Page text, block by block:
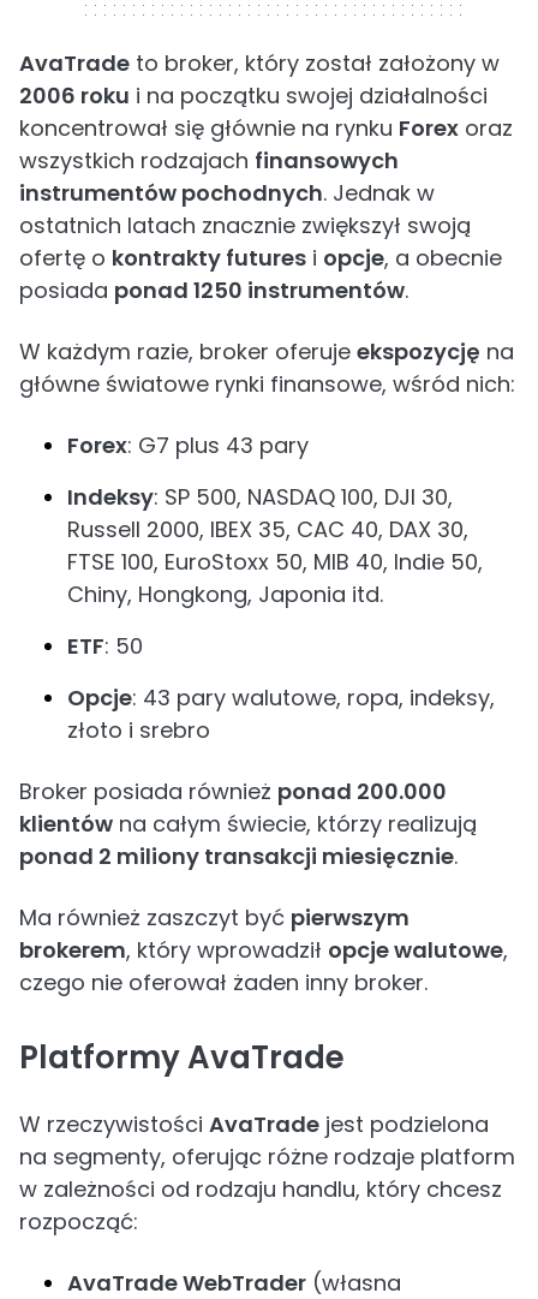
AvaTrade to broker, który został założony w
2006 roku i na początku swojej działalności
koncentrował się głównie na rynku Forex oraz
wszystkich rodzajach finansowych
instrumentów pochodnych. Jednak w
ostatnich latach znacznie zwiększył swoją
ofertę o kontrakty futures i opcje, a obecnie
posiada ponad 1250 instrumentów.
W każdym razie, broker oferuje ekspozycję na
główne światowe rynki finansowe, wśród nich:
Forex: G7 plus 43 pary
Indeksy: SP 500, NASDAQ 100, DJI 30,
Russell 2000, IBEX 35, CAC 40, DAX 30,
FTSE 100, EuroStoxx 50, MIB 40, Indie 50,
Chiny, Hongkong, Japonia itd.
ETF: 50
Opcje: 43 pary walutowe, ropa, indeksy,
złoto i srebro
Broker posiada również ponad 200.000
klientów na całym świecie, którzy realizują
ponad 2 miliony transakcji miesięcznie.
Ma również zaszczyt być pierwszym
brokerem, który wprowadził opcje walutowe,
czego nie oferował żaden inny broker.
Platformy AvaTrade
W rzeczywistości AvaTrade jest podzielona
na segmenty, oferując różne rodzaje platform
w zależności od rodzaju handlu, który chcesz
rozpocząć:
AvaTrade WebTrader (własna